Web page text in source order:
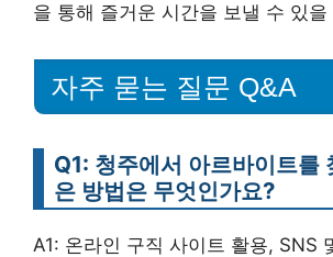
을 통해 즐거운 시간을 보낼 수 있을
자주 묻는 질문 Q&A
Q1: 청주에서 아르바이트를
은 방법은 무엇인가요?
A1: 온라인 구직 사이트 활용, SNS